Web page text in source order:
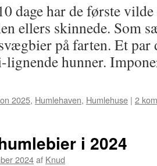
dage har de første
ellers skinnede. Som
på farten. Et par
lignende hunner.
2025, Humlehaven, Humlehuse | 2
i 2024
2024af Knud